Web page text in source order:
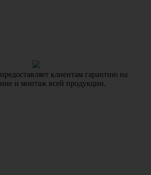
клиентам гарантию на
и монтаж всей продукции.